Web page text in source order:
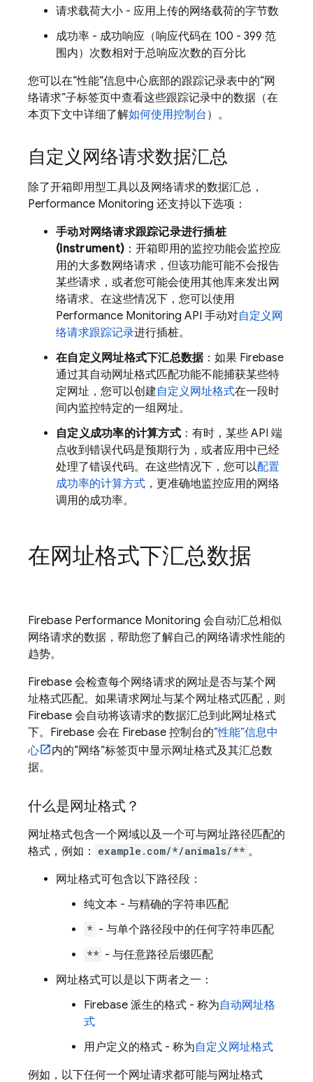
请求载荷大小 - 应用上传的网络载荷的字节数
成功率 - 成功响应（响应代码在 100 - 399 范
围内）次数相对于总响应次数的百分比
您可以在“性能”信息中心底部的跟踪记录表中的“网
络请求”子标签页中查看这些跟踪记录中的数据 （在
本页下文中详细了解如何使用控制台 ）。
自定义网络请求数据汇总
除了开箱即用型工具以及网络请求的数据汇总，
Performance Monitoring 还支持以下选项：
手动对网络请求跟踪记录进行插桩
(instrument) ：开箱即用的监控功能会监控应
用的大多数网络请求，但该功能可能不会报告
某些请求，或者您可能会使用其他库来发出网
络请求。在这些情况下，您可以使用
Performance Monitoring API 手动对自定义网
络请求跟踪记录进行插桩。
在自定义网址格式下汇总数据：如果 Firebase
通过其自动网址格式匹配功能不能捕获某些特
定网址，您可以创建自定义网址格式在一段时
间内监控特定的一组网址。
自定义成功率的计算方式：有时，某些 API 端
点收到错误代码是预期行为，或者应用中已经
处理了错误代码。在这些情况下，您可以配置
成功率的计算方式 ，更准确地监控应用的网络
调用的成功率。
在网址格式下汇总数据
Firebase Performance Monitoring 会自动汇总相似
网络请求的数据，帮助您了解自己的网络请求性能的
趋势。
Firebase 会检查每个网络请求的网址是否与某个网
址格式匹配。如果请求网址与某个网址格式匹配，则
Firebase 会自动将该请求的数据汇总到此网址格式
下。Firebase 会在 Firebase 控制台的“性能”信息中
心
内的“网络”标签页中显示网址格式及其汇总数
据。
什么是网址格式？
网址格式包含一个网域以及一个可与网址路径匹配的
格式，例如：
example.com/*/animals/** 。
网址格式可包含以下路径段：
纯文本 - 与精确的字符串匹配
* - 与单个路径段中的任何字符串匹配
** - 与任意路径后缀匹配
网址格式可以是以下两者之一：
Firebase 派生的格式 - 称为自动网址格
式
用户定义的格式 - 称为自定义网址格式
例如，以下任何一个网址请求都可能与网址格式